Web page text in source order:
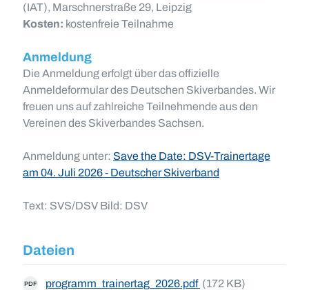
(IAT), Marschnerstraße 29, Leipzig
Kosten: kostenfreie Teilnahme
Anmeldung
Die Anmeldung erfolgt über das offizielle
Anmeldeformular des Deutschen Skiverbandes. Wir
freuen uns auf zahlreiche Teilnehmende aus den
Vereinen des Skiverbandes Sachsen.
Anmeldung unter: Save the Date: DSV-Trainertage
am 04. Juli 2026 - Deutscher Skiverband
Text: SVS/DSV Bild: DSV
Dateien
PDF programm_trainertag_2026.pdf (172 KB)